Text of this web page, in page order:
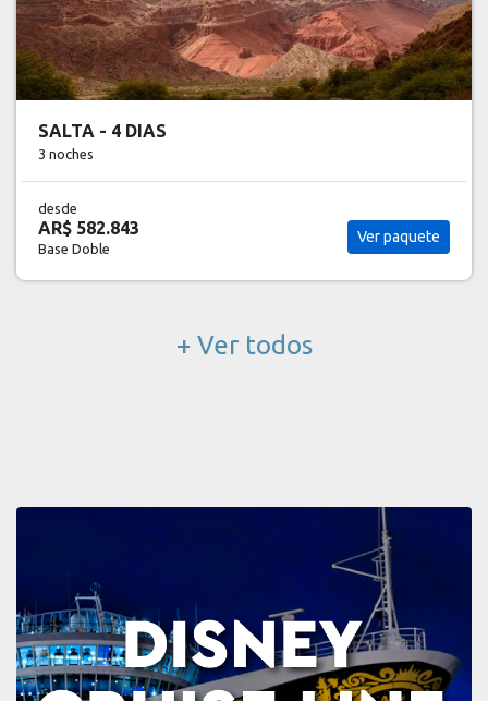
MENDOZA - 4 DIAS
3 noches
desde
AR$ 608.336
Base Doble
Ver paquete
+ Ver todos